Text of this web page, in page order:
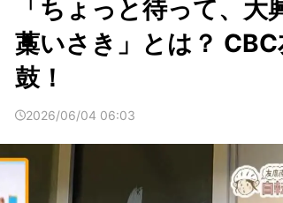
「ちょっと待って、
藁いさき」とは？
鼓！
2026/06/04 06:03